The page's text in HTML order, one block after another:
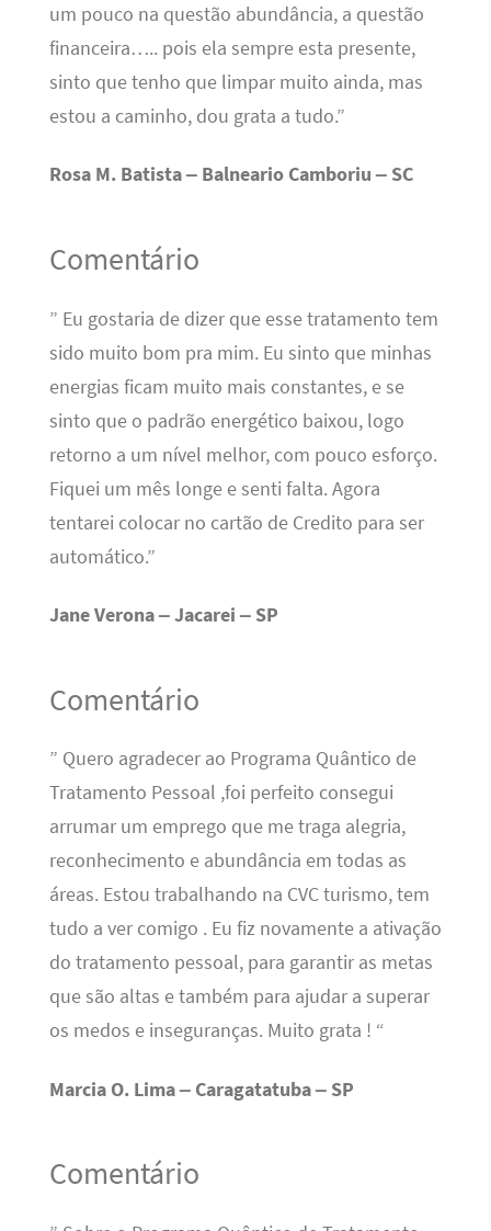
um pouco na questão abundância, a questão
financeira….. pois ela sempre esta presente,
sinto que tenho que limpar muito ainda, mas
estou a caminho, dou grata a tudo.”
Rosa M. Batista – Balneario Camboriu – SC
Comentário
” Eu gostaria de dizer que esse tratamento tem
sido muito bom pra mim. Eu sinto que minhas
energias ficam muito mais constantes, e se
sinto que o padrão energético baixou, logo
retorno a um nível melhor, com pouco esforço.
Fiquei um mês longe e senti falta. Agora
tentarei colocar no cartão de Credito para ser
automático.”
Jane Verona – Jacarei – SP
Comentário
” Quero agradecer ao Programa Quântico de
Tratamento Pessoal ,foi perfeito consegui
arrumar um emprego que me traga alegria,
reconhecimento e abundância em todas as
áreas. Estou trabalhando na CVC turismo, tem
tudo a ver comigo . Eu fiz novamente a ativação
do tratamento pessoal, para garantir as metas
que são altas e também para ajudar a superar
os medos e inseguranças. Muito grata ! “
Marcia O. Lima – Caragatatuba – SP
Comentário